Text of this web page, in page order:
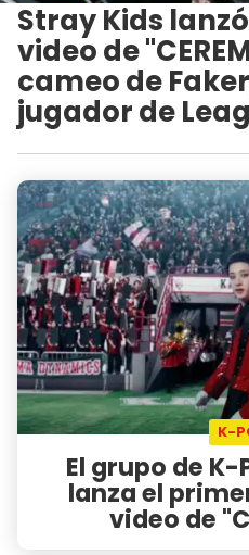
Stray Kids
video de
cameo de
jugador de
K-
El grupo de
lanza el
video de